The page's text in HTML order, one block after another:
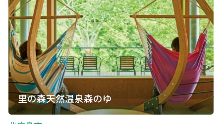
里の森天然温泉森のゆ